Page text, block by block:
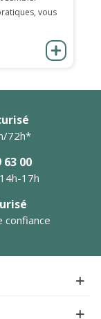
vous
72h*
00
17h
confiance